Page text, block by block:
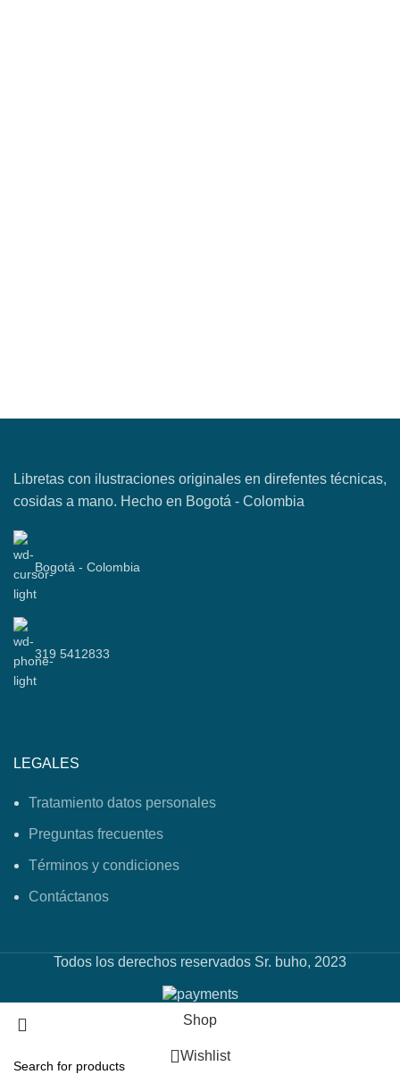
Libretas con ilustraciones originales en direfentes técnicas,
cosidas a mano. Hecho en Bogotá - Colombia
Bogotá - Colombia
319 5412833
LEGALES
Tratamiento datos personales
Preguntas frecuentes
Términos y condiciones
Contáctanos
Todos los derechos reservados Sr. buho, 2023
Shop
Wishlist